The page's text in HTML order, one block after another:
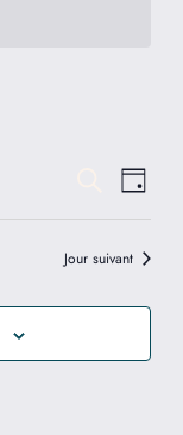
et
vues
Recherche
de
Jour
Jour suivant